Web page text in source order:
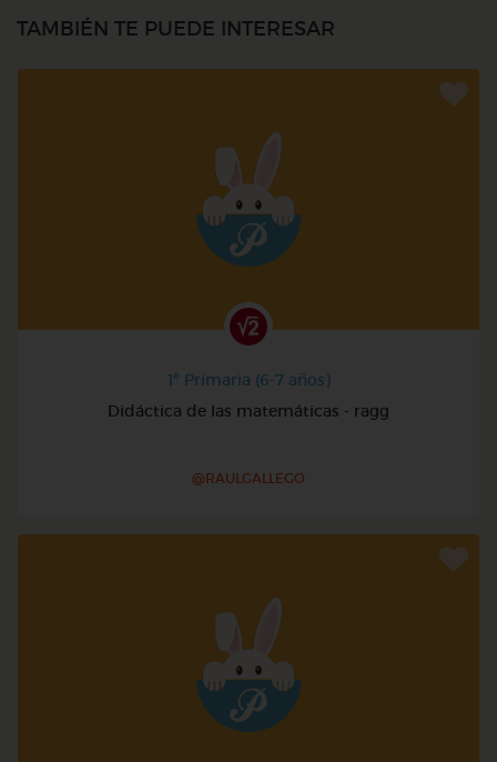
TAMBIÉN TE PUEDE INTERESAR
1º Primaria (6-7 años)
Didáctica de las matemáticas - ragg
@RAULGALLEGO